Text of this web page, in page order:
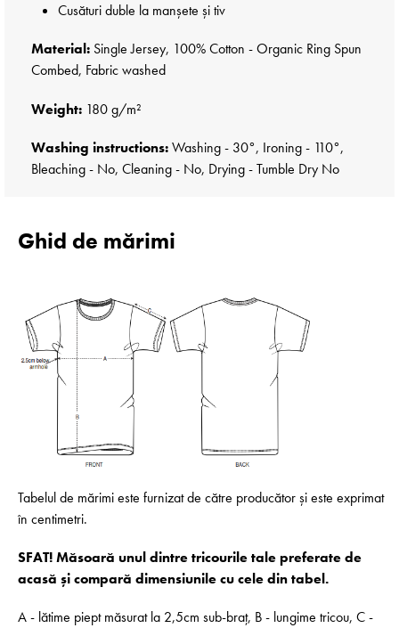
Cusături duble la manșete și tiv
Material: Single Jersey, 100% Cotton - Organic Ring Spun
Combed, Fabric washed
Weight: 180 g/m²
Washing instructions:Washing - 30°, Ironing - 110°,
Bleaching - No, Cleaning - No, Drying - Tumble Dry No
Ghid de mărimi
Tabelul de mărimi este furnizat de către producător și este exprimat
în centimetri.
SFAT! Măsoară unul dintre tricourile tale preferate de
acasă și compară dimensiunile cu cele din tabel.
A - lătime piept măsurat la 2,5cm sub-braț, B - lungime tricou, C -